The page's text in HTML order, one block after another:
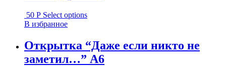
50 Р Select options
В избранное
Открытка “Даже если никто не
заметил…” А6